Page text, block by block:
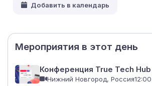
Мероприятия в этот день
Конференция True Tech Hub
Нижний Новгород, Россия12:00
Добавить в календарь